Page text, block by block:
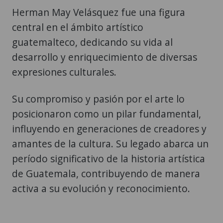
Herman May Velásquez fue una figura
central en el ámbito artístico
guatemalteco, dedicando su vida al
desarrollo y enriquecimiento de diversas
expresiones culturales.
Su compromiso y pasión por el arte lo
posicionaron como un pilar fundamental,
influyendo en generaciones de creadores y
amantes de la cultura. Su legado abarca un
período significativo de la historia artística
de Guatemala, contribuyendo de manera
activa a su evolución y reconocimiento.